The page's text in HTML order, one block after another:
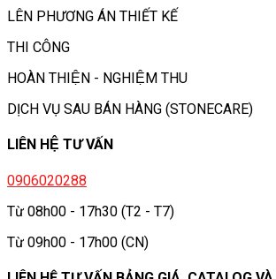
LÊN PHƯƠNG ÁN THIẾT KẾ
THI CÔNG
HOÀN THIỆN - NGHIỆM THU
DỊCH VỤ SAU BÁN HÀNG (STONECARE)
LIÊN HỆ TƯ VẤN
0906020288
Từ 08h00 - 17h30 (T2 - T7)
Từ 09h00 - 17h00 (CN)